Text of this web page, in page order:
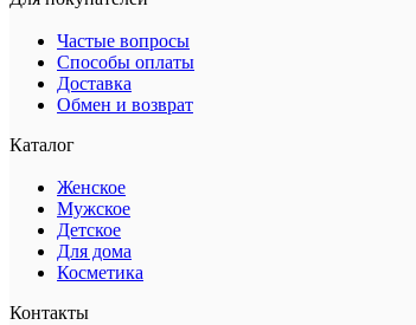
Частые вопросы
Способы оплаты
Доставка
Обмен и возврат
Каталог
Женское
Мужское
Детское
Для дома
Косметика
Контакты